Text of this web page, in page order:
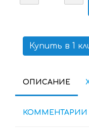
Купить в 1
ОПИСАНИЕ
КОММЕНТАРИИ